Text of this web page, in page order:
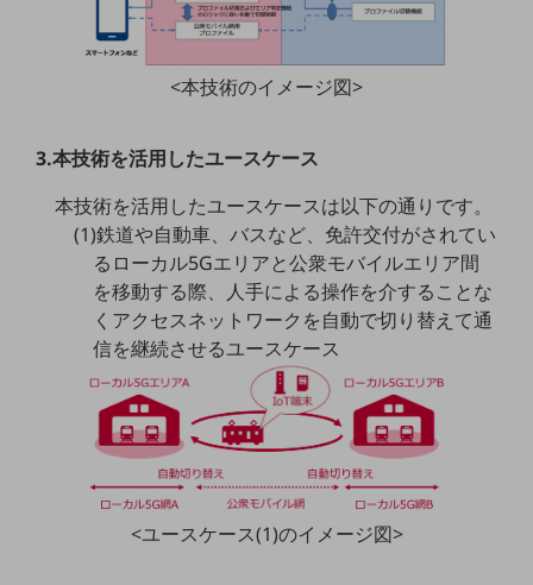
5G対応ホームルーター
ドコモBiz データ無制限 ドコモ MAX ドコモ mini ドコモBiz かけ放題
ケータイプラン
5Gデータプラス
IoT向け回線料金
home5Gプラン
<本技術のイメージ図>
3.本技術を活用したユースケース
本技術を活用したユースケースは以下の通りです。
(1)鉄道や自動車、バスなど、免許交付がされてい
るローカル5Gエリアと公衆モバイルエリア間
を移動する際、人手による操作を介することな
くアクセスネットワークを自動で切り替えて通
信を継続させるユースケース
<ユースケース(1)のイメージ図>